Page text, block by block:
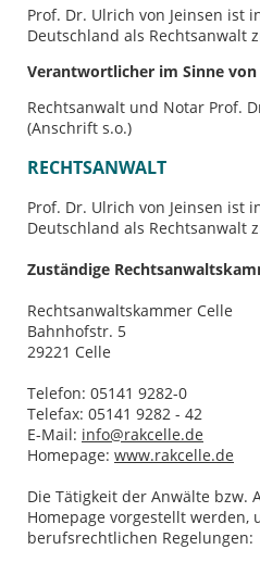
Prof. Dr. Ulrich von Jeinsen ist
Deutschland als Rechtsanwalt
Verantwortlicher im Sinne von
Rechtsanwalt und Notar Prof.
(Anschrift s.o.)
RECHTSANWALT
Prof. Dr. Ulrich von Jeinsen ist
Deutschland als Rechtsanwalt
Zuständige
Rechtsanwaltskammer Celle
Bahnhofstr. 5
29221 Celle
Telefon: 05141 9282-0
Telefax: 05141 9282 - 42
E-Mail: info@rakcelle.de
Homepage: www.rakcelle.de
Die Tätigkeit der Anwälte bzw.
Homepage vorgestellt
berufsrechtlichen Regelungen: